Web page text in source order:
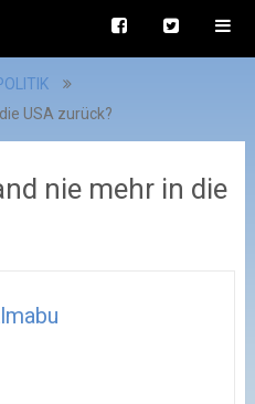
USA zurück?
nie mehr in die